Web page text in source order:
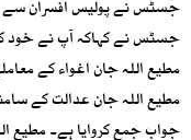
جسٹس نے پولیس افسران سے
جسٹس نے کہاکہ آپ نے خود
مطیع اللہ جان اغواء کے
مطیع اللہ جان عدالت کے